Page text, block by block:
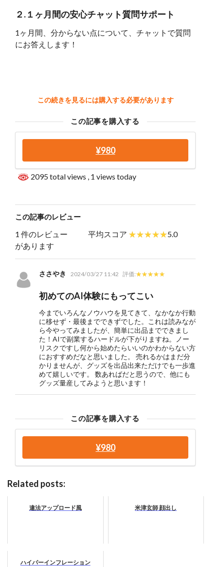
２.１ヶ月間の安心チャット質問サポート
1ヶ月間、分からない点について、チャットで質問
にお答えします！
この続きを見るには購入する必要があります
この記事を購入する
¥980
2095 total views , 1 views today
この記事のレビュー
1 件のレビュー
があります
平均スコア 5.0
ささやき 2024/03/27 11:42 評価:
初めてのAI体験にもってこい
今までいろんなノウハウを見てきて、なかなか行動
に移せず・最後までできずでした。これは読みなが
ら今やってみましたが、簡単に出品までできまし
た！AIで副業するハードルが下がりますね。ノー
リスクですし何から始めたらいいのかわからない方
におすすめだなと思いました。 売れるかはまだ分
かりませんが、グッズを出品出来ただけでも一歩進
めて嬉しいです。 数あればだと思うので、他にも
グッズ量産してみようと思います！
この記事を購入する
¥980
Related posts:
違法アップロード風 米津玄師 顔出し
ハイパーインフレーション